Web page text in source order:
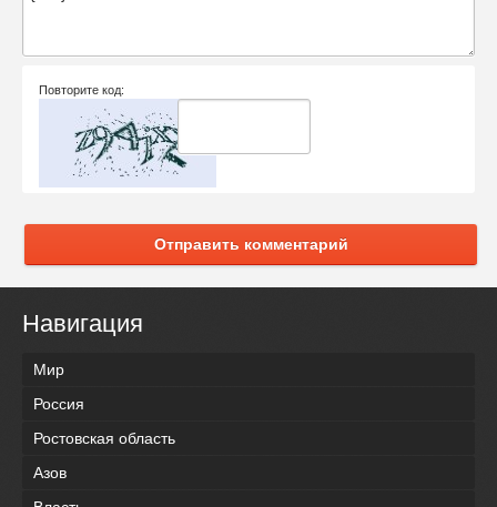
Повторите код:
Отправить комментарий
Навигация
Мир
Россия
Ростовская область
Азов